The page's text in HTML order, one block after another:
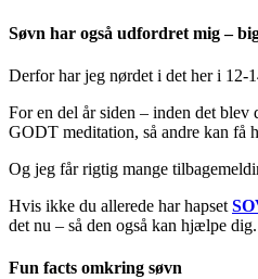
Søvn har også udfordret mig –
Derfor har jeg nørdet i det her i 12-
For en del år siden – inden det
GODT meditation, så andre kan få
Og jeg får rigtig mange
Hvis ikke du allerede har hapset
det nu – så den også kan hjælpe dig.
Fun facts omkring søvn